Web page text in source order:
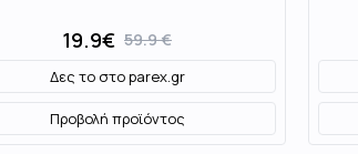
19.9€ 59.9€
Δες το στοparex.gr
Προβολή προϊόντος